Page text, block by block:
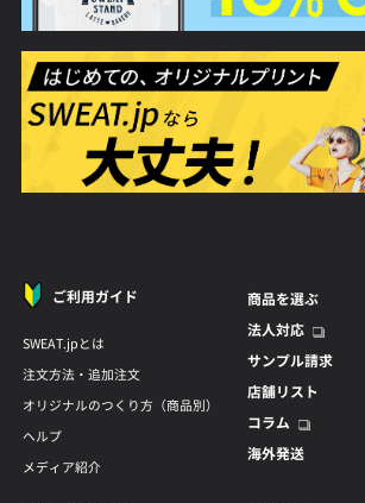
ご利用ガイド
SWEAT.jpとは
注文方法・追加注文
オリジナルのつくり方（商品別）
ヘルプ
メディア紹介
商品を選ぶ
法人対応
サンプル請求
店舗リスト
コラム
海外発送